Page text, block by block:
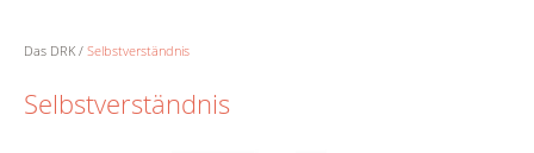
Das DRK Selbstverständnis
Selbstverständnis